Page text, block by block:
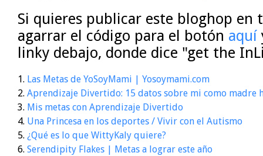
Si quieres publicar este bloghop en
agarrar el código para el botón aquí
linky debajo, donde dice "get the
1. Las Metas de YoSoyMami | Yosoymami.com
2. Aprendizaje Divertido: 15 datos sobre mi como madre
3. Mis metas con Aprendizaje Divertido
4. Una Princesa en los deportes / Vivir con el Autismo
5. ¿Qué es lo que WittyKaly quiere?
6. Serendipity Flakes | Metas a lograr este año